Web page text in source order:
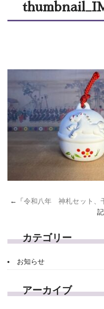
←「令和八年 神札セット、
カテゴリー
お知らせ
アーカイブ